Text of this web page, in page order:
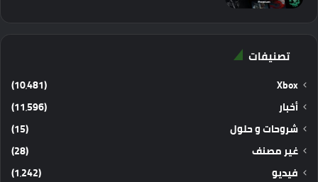
تصنيفات
Xbox
(10٬481)
أخبار
(11٬596)
شروحات و حلول
(15)
غير مصنف
(28)
فيديو
(1٬242)